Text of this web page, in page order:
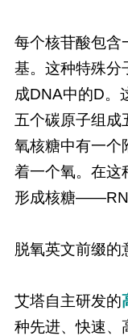
每个核苷酸包含
基。这种特殊分
成DNA中的D。
五个碳原子组成
氧核糖中有一个
着一个氧。在这
形成核糖
脱氧英文前缀的
艾塔自主研发的
种先进、快速、